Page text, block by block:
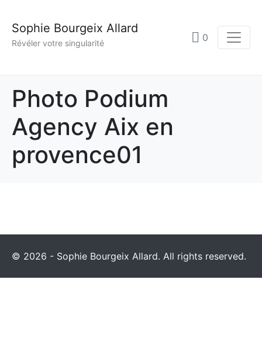
Sophie Bourgeix Allard
Révéler votre singularité 0
Photo Podium
Agency Aix en
provence01
© 2026 - Sophie Bourgeix Allard. All rights reserved.